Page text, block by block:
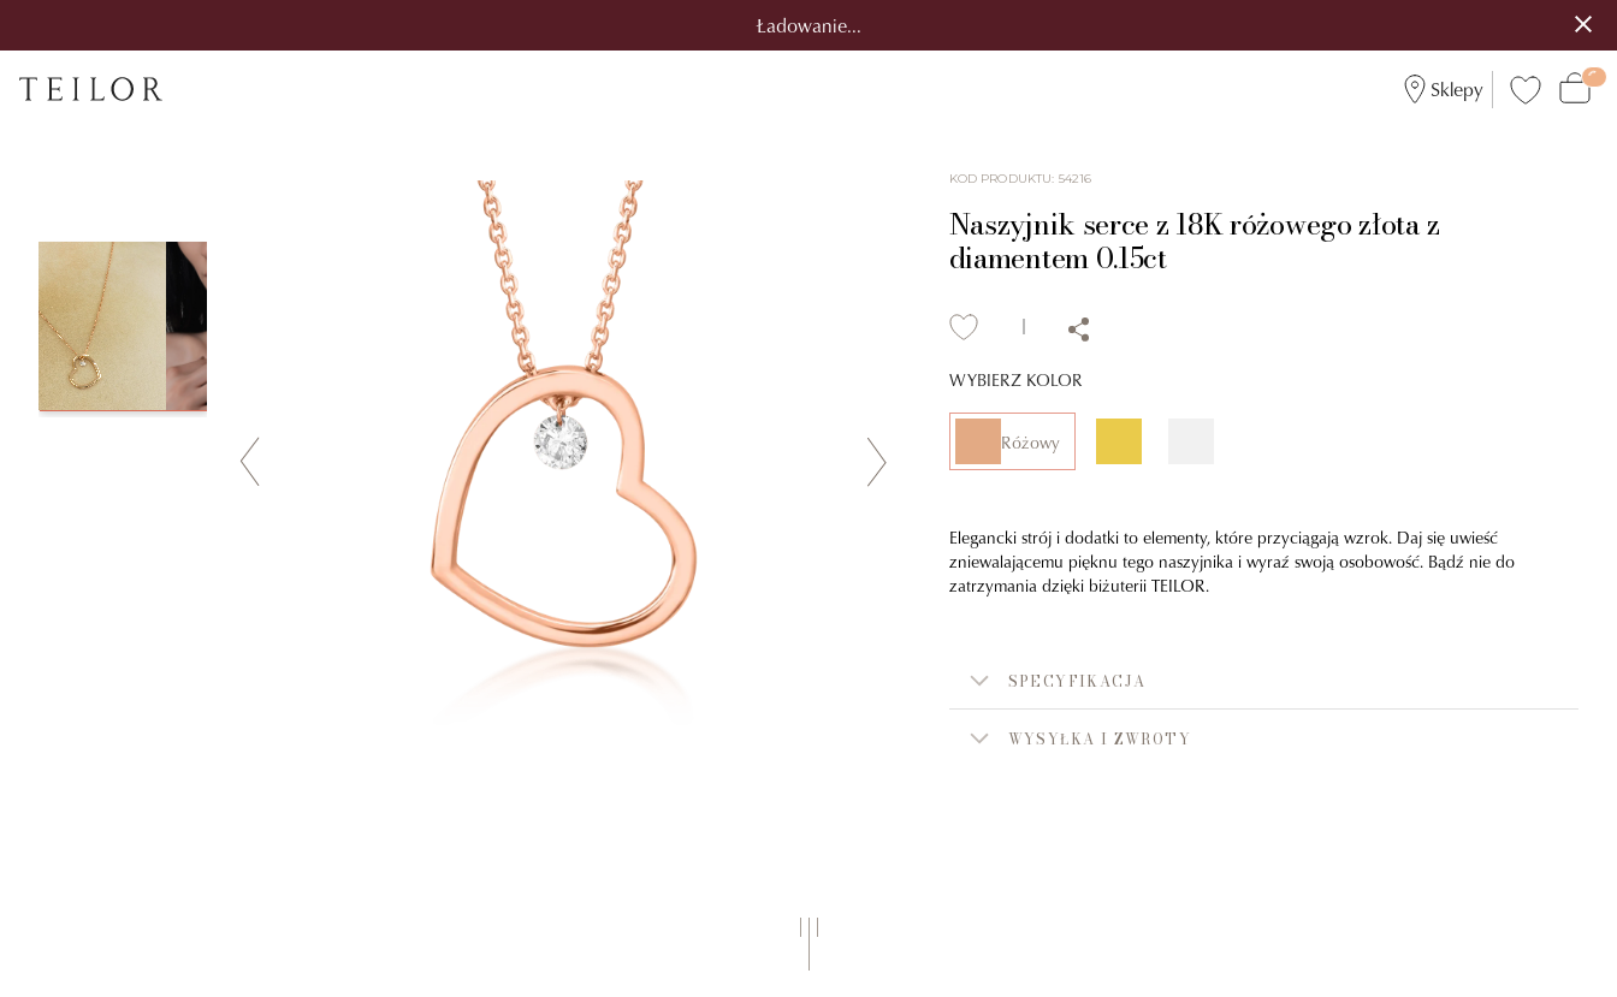
Ładowanie...
Sklepy
KOD PRODUKTU: 54216
Naszyjnik serce z 18K różowego złota z
diamentem 0.15ct
WYBIERZ KOLOR
Różowy
Elegancki strój i dodatki to elementy, które przyciągają wzrok. Daj się uwieść
zniewalającemu pięknu tego naszyjnika i wyraź swoją osobowość. Bądź nie do
zatrzymania dzięki biżuterii TEILOR.
SPECYFIKACJA
WYSYŁKA I ZWROTY